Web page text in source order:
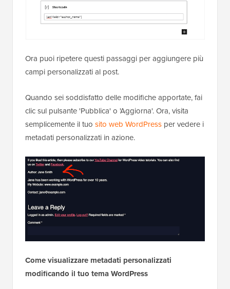
Ora puoi ripetere questi passaggi per aggiungere più
campi personalizzati al post.
Quando sei soddisfatto delle modifiche apportate, fai
clic sul pulsante 'Pubblica' o 'Aggiorna'. Ora, visita
semplicemente il tuo sito web WordPress per vedere i
metadati personalizzati in azione.
Come visualizzare metadati personalizzati
modificando il tuo tema WordPress